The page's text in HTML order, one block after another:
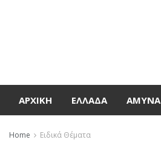
ΑΡΧΙΚΉ ΕΛΛΆΔΑ ΆΜΥΝΑ
Home Ειδικά Θέματα